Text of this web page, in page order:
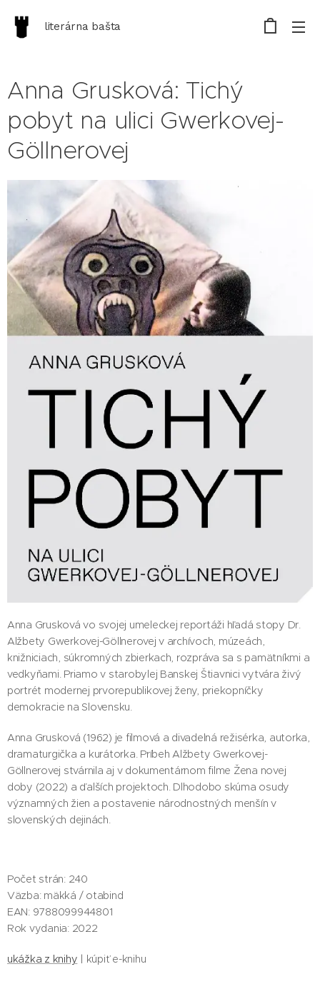
literárna bašta
Anna Grusková: Tichý
pobyt na ulici Gwerkovej-
Göllnerovej
Anna Grusková vo svojej umeleckej reportáži hľadá stopy Dr.
Alžbety Gwerkovej-Göllnerovej v archívoch, múzeách,
knižniciach, súkromných zbierkach, rozpráva sa s pamätníkmi a
vedkyňami. Priamo v starobylej Banskej Štiavnici vytvára živý
portrét modernej prvorepublikovej ženy, priekopníčky
demokracie na Slovensku.
Anna Grusková (1962) je filmová a divadelná režisérka, autorka,
dramaturgička a kurátorka. Príbeh Alžbety Gwerkovej-
Göllnerovej stvárnila aj v dokumentárnom filme Žena novej
doby (2022) a ďalších projektoch. Dlhodobo skúma osudy
významných žien a postavenie národnostných menšín v
slovenských dejinách.
Počet strán: 240
Väzba: mäkká / otabind
EAN: 9788099944801
Rok vydania: 2022
ukážka z knihy | kúpiť e-knihu